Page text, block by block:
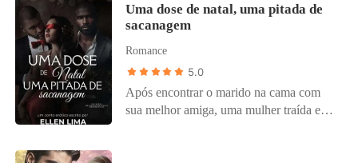
mais doce e com um temperamento mais
calmo das princesas, trazendo essa estória
para os dias de hoje, trago a vocês algo
autentico meu, com emoções e hot que te
farão virar e revirar os olhos! Não é um
livro pesado de ler, mas contém alguns
Uma dose de natal, uma pitada de
sacanagem
Romance
5.0
Após encontrar o marido na cama com
sua melhor amiga, uma mulher traída e